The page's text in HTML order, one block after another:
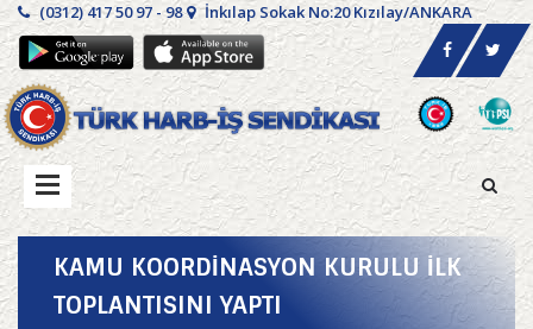
(0312) 417 50 97 - 98 İnkılap Sokak No:20 Kızılay/ANKARA
KAMU KOORDİNASYON KURULU İLK
TOPLANTISINI YAPTI